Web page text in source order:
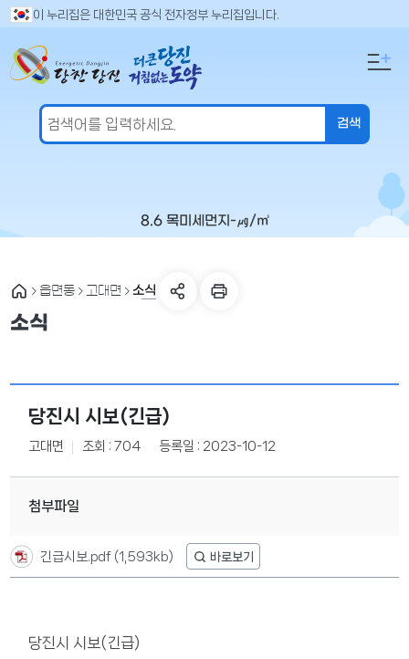
이 누리집은 대한민국 공식 전자정부 누리집입니다.
8.6 목미세먼지 -㎍/㎥
검
어
입
읍면동 고대면 소식
소식
당진시 시보(긴급)
고대면 조회 : 704 등록일 : 2023-10-12
첨부파일
긴급시보.pdf (1,593kb)
당진시 시보(긴급)
만
도
의
세